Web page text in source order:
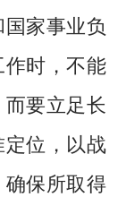
家事业负
时，不能
要立足长
位，以战
保所取得